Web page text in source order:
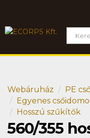
Webáruház
PE
Egyenes
Hosszú szűkítők
560/355